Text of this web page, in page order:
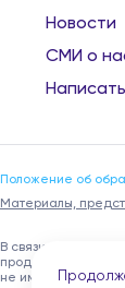
Новости
СМИ о
Положение об
Материалы,
В связи с
продажи
не имеет